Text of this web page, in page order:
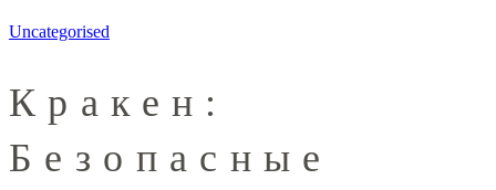
Uncategorised
Кракен:
Безопасные